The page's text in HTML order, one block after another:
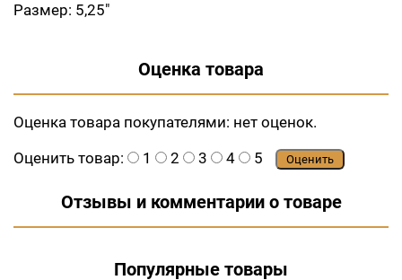
Размер: 5,25"
Оценка товара
Оценка товара покупателями: нет оценок.
Оценить товар:
1 2 3 4 5 Оценить
Отзывы и комментарии о товаре
Популярные товары